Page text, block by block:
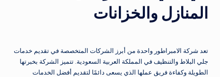
المنازل والخزانات
تعد شركة الامبراطور واحدة من أبرز الشركات المتخصصة في تقديم خدمات
جلي البلاط والتنظيف في المملكة العربية السعودية. تتميز الشركة بخبرتها
الطويلة وكفاءة فريق عملها الذي يسعى دائمًا لتقديم أفضل الخدمات